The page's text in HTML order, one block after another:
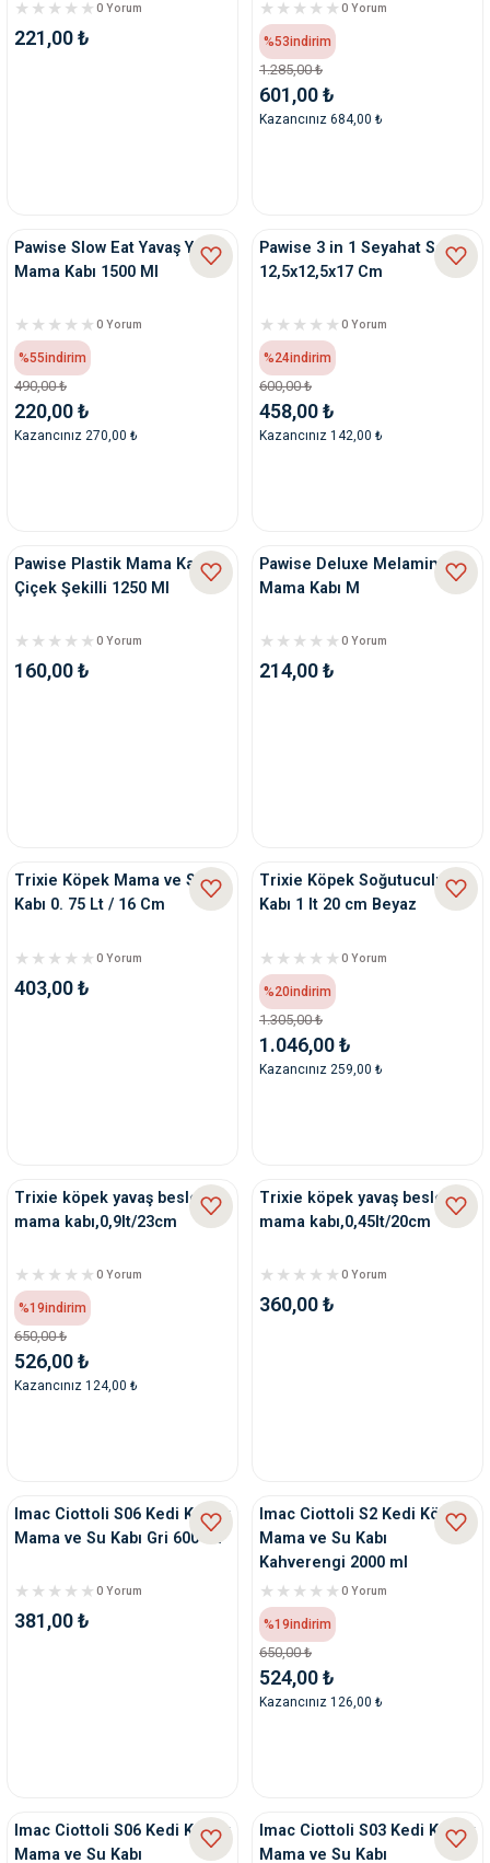
0 Yorum
221,00 ₺
0 Yorum
%53indirim
1.285,00 ₺
601,00 ₺
Kazancınız 684,00 ₺
Pawise Slow Eat Yavaş Yeme
Mama Kabı 1500 Ml
0 Yorum
%55indirim
490,00 ₺
220,00 ₺
Kazancınız 270,00 ₺
Pawise 3 in 1 Seyahat Seti
12,5x12,5x17 Cm
0 Yorum
%24indirim
600,00 ₺
458,00 ₺
Kazancınız 142,00 ₺
Pawise Plastik Mama Kabı
Çiçek Şekilli 1250 Ml
0 Yorum
160,00 ₺
Pawise Deluxe Melamin
Mama Kabı M
0 Yorum
214,00 ₺
Trixie Köpek Mama ve Su
Kabı 0. 75 Lt / 16 Cm
0 Yorum
403,00 ₺
Trixie Köpek Soğutuculu Su
Kabı 1 lt 20 cm Beyaz
0 Yorum
%20indirim
1.305,00 ₺
1.046,00 ₺
Kazancınız 259,00 ₺
Trixie köpek yavaş besleme
mama kabı,0,9lt/23cm
0 Yorum
%19indirim
650,00 ₺
526,00 ₺
Kazancınız 124,00 ₺
Trixie köpek yavaş besleme
mama kabı,0,45lt/20cm
0 Yorum
360,00 ₺
Imac Ciottoli S06 Kedi Köpek
Mama ve Su Kabı Gri 600 ml
0 Yorum
381,00 ₺
Imac Ciottoli S2 Kedi Köpek
Mama ve Su Kabı
Kahverengi 2000 ml
0 Yorum
%19indirim
650,00 ₺
524,00 ₺
Kazancınız 126,00 ₺
Imac Ciottoli S06 Kedi Köpek
Mama ve Su Kabı
Imac Ciottoli S03 Kedi Köpek
Mama ve Su Kabı